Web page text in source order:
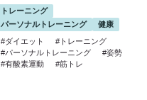
トレーニング
パーソナルトレーニング
健康
#ダイエット
#トレーニング
#パーソナルトレーニング
#姿勢
#有酸素運動
#筋トレ